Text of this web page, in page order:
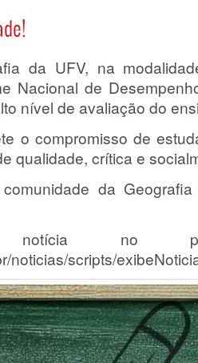
da UFV, na
Nacional de
nível de avaliação do
o compromisso de
qualidade, crítica e
da
notícia no
noticias/scripts/